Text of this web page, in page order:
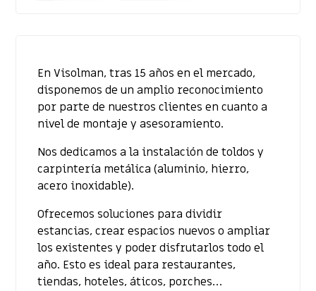
En Visolman, tras 15 años en el mercado,
disponemos de un amplio reconocimiento
por parte de nuestros clientes en cuanto a
nivel de montaje y asesoramiento.
Nos dedicamos a la instalación de toldos y
carpintería metálica (aluminio, hierro,
acero inoxidable).
Ofrecemos soluciones para dividir
estancias, crear espacios nuevos o ampliar
los existentes y poder disfrutarlos todo el
año. Esto es ideal para restaurantes,
tiendas, hoteles, áticos, porches…